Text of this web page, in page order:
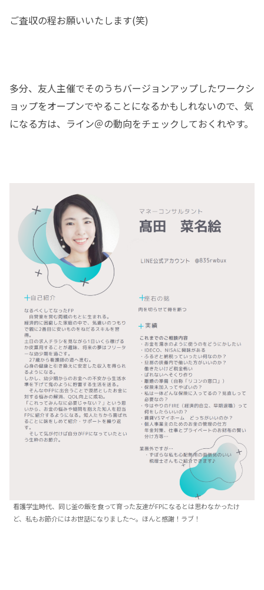
ご査収の程お願いいたします(笑)
多分、友人主催でそのうちバージョンアップしたワークシ
ョップをオープンでやることになるかもしれないので、気
になる方は、ライン＠の動向をチェックしておくれやす。
看護学生時代、同じ釜の飯を食って育った友達がFPになるとは思わなかったけ
ど、私もお節介にはお世話になりました～。ほんと感謝！ラブ！